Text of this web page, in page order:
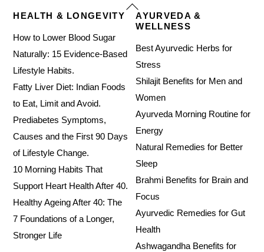
Back
To
HEALTH & LONGEVITY
How to Lower Blood Sugar
Naturally: 15 Evidence-Based
Lifestyle Habits.
Fatty Liver Diet: Indian Foods
to Eat, Limit and Avoid.
Prediabetes Symptoms,
Causes and the First 90 Days
of Lifestyle Change.
10 Morning Habits That
Support Heart Health After 40.
Healthy Ageing After 40: The
7 Foundations of a Longer,
Stronger Life
AYURVEDA &
WELLNESS
Best Ayurvedic Herbs for
Stress
Shilajit Benefits for Men and
Women
Ayurveda Morning Routine for
Energy
Natural Remedies for Better
Sleep
Brahmi Benefits for Brain and
Focus
Ayurvedic Remedies for Gut
Health
Ashwagandha Benefits for